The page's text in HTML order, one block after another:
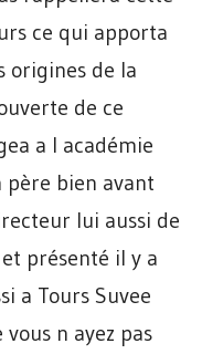
ce qui apporta
origines de la
de ce
a l académie
père bien avant
lui aussi de
présenté il y a
a Tours Suvee
n ayez pas